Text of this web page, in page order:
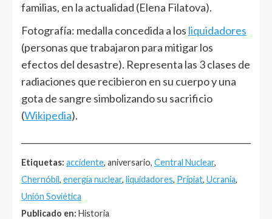
familias, en la actualidad (Elena Filatova).
Fotografía: medalla concedida a los liquidadores
(personas que trabajaron para mitigar los
efectos del desastre). Representa las 3 clases de
radiaciones que recibieron en su cuerpo y una
gota de sangre simbolizando su sacrificio
(Wikipedia).
Etiquetas: accidente, aniversario, Central Nuclear,
Chernóbil, energía nuclear, liquidadores, Prípiat, Ucrania,
Unión Soviética
Publicado en: Historia